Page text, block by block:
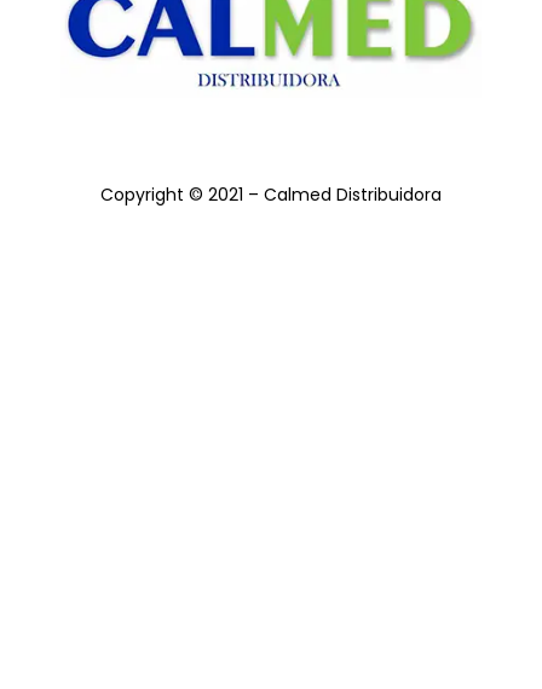
Copyright © 2021 – Calmed Distribuidora